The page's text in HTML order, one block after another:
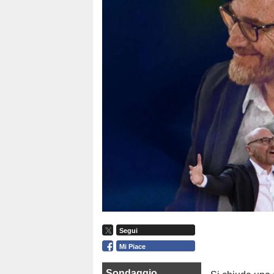
Segui
Mi Piace